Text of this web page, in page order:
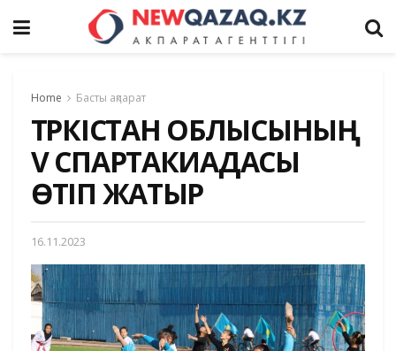
Home Басты ақпарат
ТҮРКІСТАН ОБЛЫСЫНЫҢ
V СПАРТАКИАДАСЫ
ӨТІП ЖАТЫР
16.11.2023